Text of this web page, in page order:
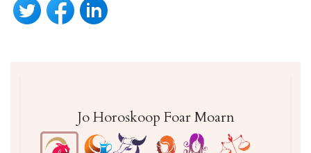
Jo Horoskoop Foar Moarn